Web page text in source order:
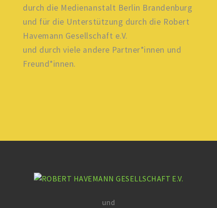
durch die Medienanstalt Berlin Brandenburg
und für die Unterstützung durch die Robert
Havemann Gesellschaft e.V.
und durch viele andere Partner*innen und
Freund*innen.
und